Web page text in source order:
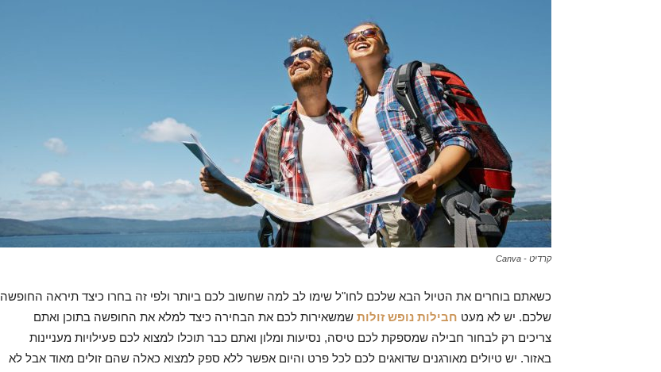
קרדיט - Canva
כשאתם בוחרים את הטיול הבא שלכם לחו"ל שימו לב למה שחשוב לכם ביותר ולפי זה בחרו כיצד תיראה החופשה
שלכם. יש לא מעט חבילות נופש זולות שמשאירות לכם את הבחירה כיצד למלא את החופשה בתוכן ואתם
צריכים רק לבחור חבילה שמספקת לכם טיסה, נסיעות ומלון ואתם כבר תוכלו למצוא לכם פעילויות מעניינות
באזור. יש טיולים מאורגנים שדואגים לכם לכל פרט והיום אפשר ללא ספק למצוא כאלה שהם זולים מאוד אבל לא